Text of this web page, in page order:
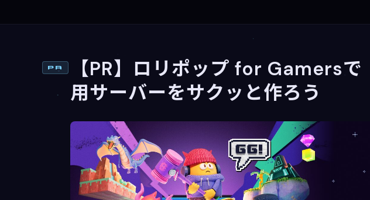
PR
【PR】ロリポップ for Gamers
用サーバーをサクッと作ろう